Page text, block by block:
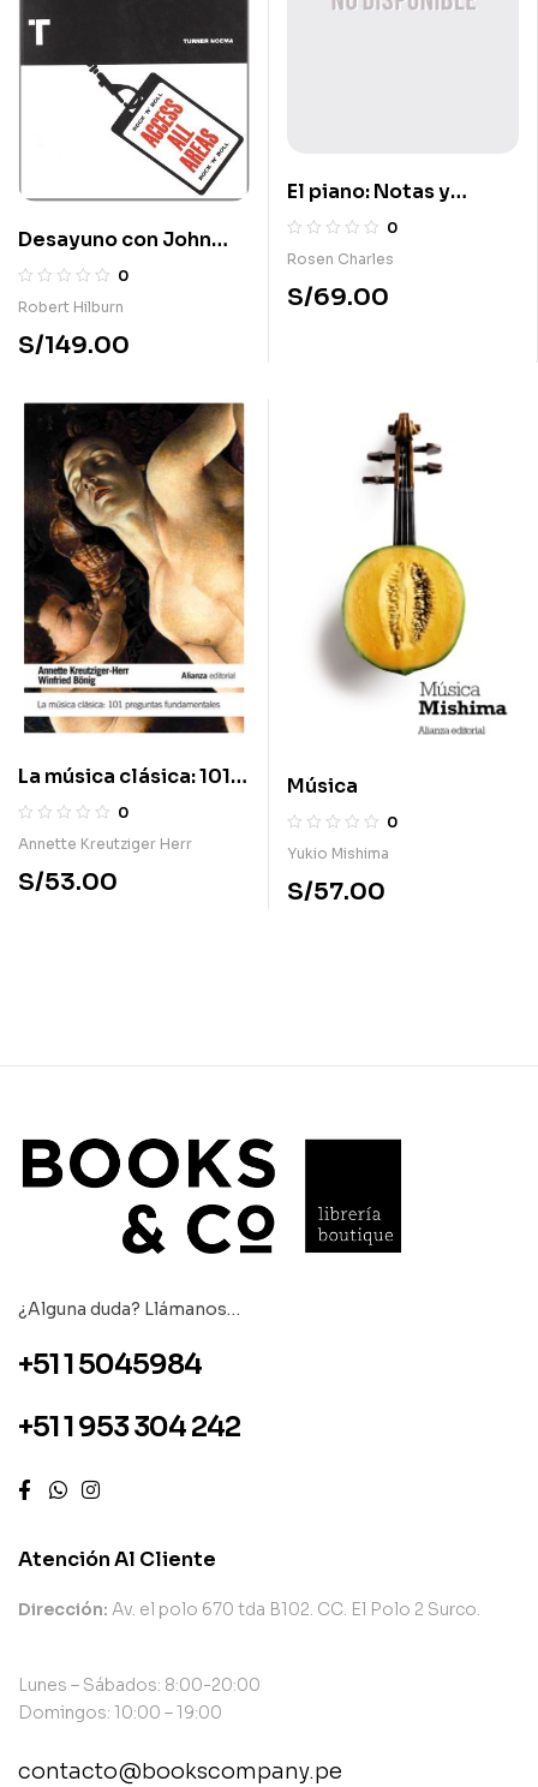
Desayuno con John
Lennon y otras
crónicas para la
0
Robert Hilburn
S/149.00
El piano: Notas y
vivencia
0
Rosen Charles
S/69.00
La música clásica: 101
preguntas
fundamentales
0
Annette Kreutziger Herr
S/53.00
Música
0
Yukio Mishima
S/57.00
¿Alguna duda? Llámanos…
+51 1 5045984
+51 1 953 304 242
Atención Al Cliente
Dirección: Av. el polo 670 tda B102. CC. El Polo 2 Surco.
Lunes – Sábados: 8:00-20:00
Domingos: 10:00 – 19:00
contacto@bookscompany.pe